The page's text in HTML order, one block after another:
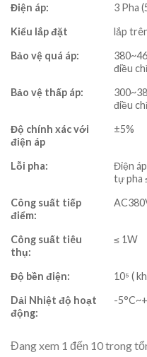
Điện áp:
3 Pha
Kiểu lắp đặt
lắp
Bảo vệ quá áp:
điều
Bảo vệ thấp áp:
điều
Độ chính xác với
điện áp
±5%
Lỗi pha:
Điện
tự pha
Công suất tiếp
điểm:
Công suất tiêu
thụ:
≤ 1W
Độ bền điện:
10⁵ (
Dải Nhiệt độ hoạt
động:
-
Đang xem 1 đến 10 trong